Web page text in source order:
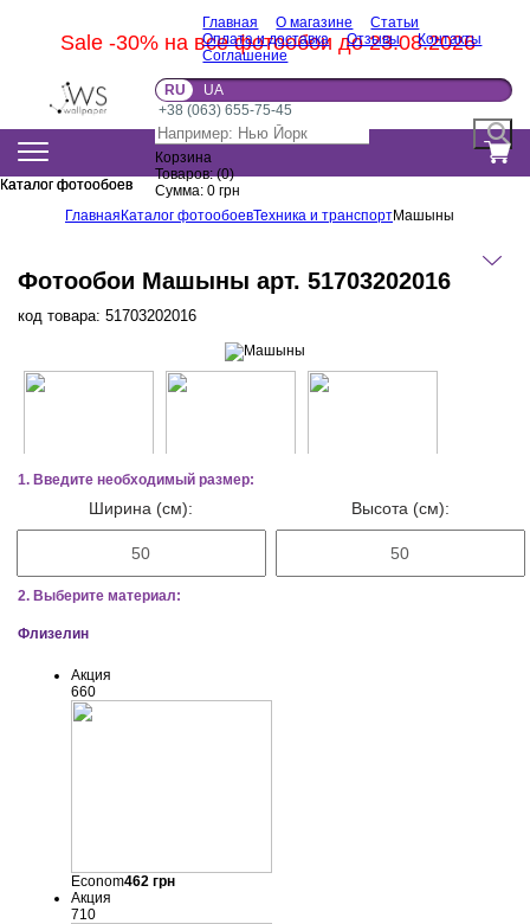
Sale -30% на все фотообои до 23.08.2026
Главная О магазине
Статьи
Оплата и доставка
Отзывы
Контакты
Соглашение
RU
UA
+38 (063) 655-75-45
Корзина
Товаров:(0)
Сумма: 0 грн
Каталог фотообоев
Каталог фотообоев
Главная Каталог фотообоевТехника и транспортМашыны
Фотообои Машыны арт. 51703202016
код товара: 51703202016
1. Введите необходимый размер:
Ширина (см): Высота (см):
2. Выберите материал:
Флизелин
Акция
660
Econom462грн
Акция
710